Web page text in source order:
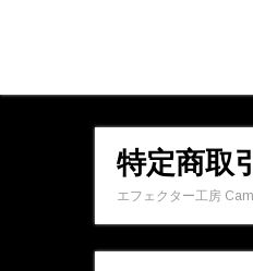
特定商取
エフェクター工房